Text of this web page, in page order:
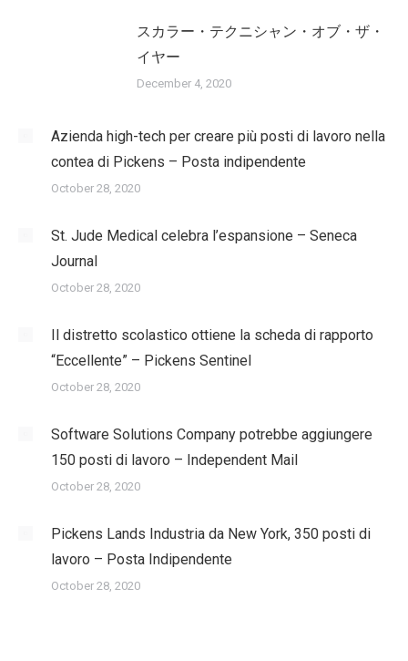
スカラー・テクニシャン・オブ・ザ・
イヤー
December 4, 2020
Azienda high-tech per creare più posti di lavoro nella
contea di Pickens – Posta indipendente
October 28, 2020
St. Jude Medical celebra l’espansione – Seneca
Journal
October 28, 2020
Il distretto scolastico ottiene la scheda di rapporto
“Eccellente” – Pickens Sentinel
October 28, 2020
Software Solutions Company potrebbe aggiungere
150 posti di lavoro – Independent Mail
October 28, 2020
Pickens Lands Industria da New York, 350 posti di
lavoro – Posta Indipendente
October 28, 2020